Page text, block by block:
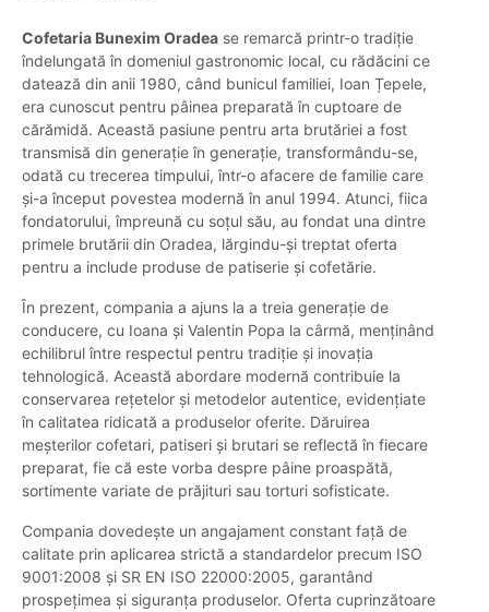
Cofetaria Bunexim Oradea se remarcă printr-o tradiție
îndelungată în domeniul gastronomic local, cu rădăcini ce
datează din anii 1980, când bunicul familiei, Ioan Țepele,
era cunoscut pentru pâinea preparată în cuptoare de
cărămidă. Această pasiune pentru arta brutăriei a fost
transmisă din generație în generație, transformându-se,
odată cu trecerea timpului, într-o afacere de familie care
și-a început povestea modernă în anul 1994. Atunci, fiica
fondatorului, împreună cu soțul său, au fondat una dintre
primele brutării din Oradea, lărgindu-și treptat oferta
pentru a include produse de patiserie și cofetărie.
În prezent, compania a ajuns la a treia generație de
conducere, cu Ioana și Valentin Popa la cârmă, menținând
echilibrul între respectul pentru tradiție și inovația
tehnologică. Această abordare modernă contribuie la
conservarea rețetelor și metodelor autentice, evidențiate
în calitatea ridicată a produselor oferite. Dăruirea
meșterilor cofetari, patiseri și brutari se reflectă în fiecare
preparat, fie că este vorba despre pâine proaspătă,
sortimente variate de prăjituri sau torturi sofisticate.
Compania dovedește un angajament constant față de
calitate prin aplicarea strictă a standardelor precum ISO
9001:2008 și SR EN ISO 22000:2005, garantând
prospețimea și siguranța produselor. Oferta cuprinzătoare